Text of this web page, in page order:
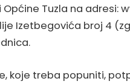
Tuzla na adresi:
Izetbegovića broj 4
koje treba popuniti,